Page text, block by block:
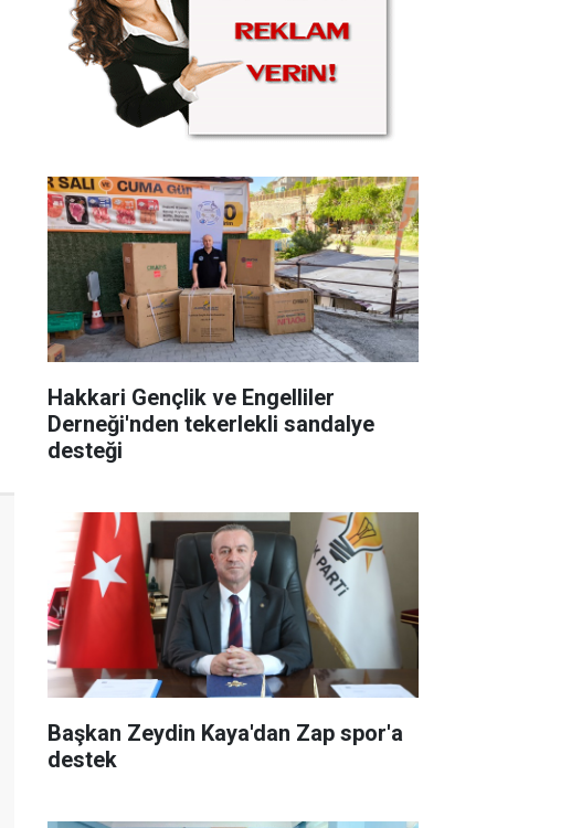
Hakkari Gençlik ve Engelliler
Derneği'nden tekerlekli sandalye
desteği
Başkan Zeydin Kaya'dan Zap spor'a
destek